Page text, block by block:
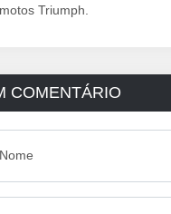
Triumph.
COMENTÁRIO